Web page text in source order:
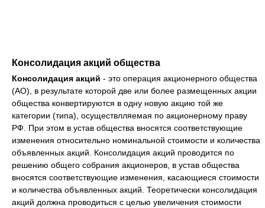
Консолидация акций общества
Консолидация акций - это операция акционерного общества
(АО), в результате которой две или более размещенных акции
общества конвертируются в одну новую акцию той же
категории (типа), осуществлляемая по акционерному праву
РФ. При этом в устав общества вносятся соответствующие
изменения относительно номинальной стоимости и количества
объявленных акций. Консолидация акций проводится по
решению общего собрания акционеров, в устав общества
вносятся соответствующие изменения, касающиеся стоимости
и количества объявленных акций. Теоретически консолидация
акций должна проводиться с целью увеличения стоимости